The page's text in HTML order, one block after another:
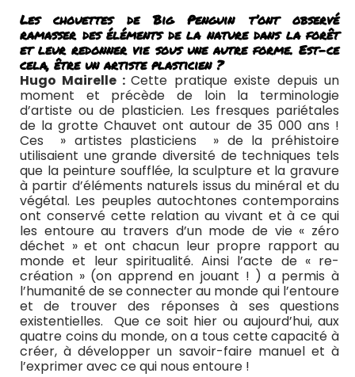
Les chouettes de Big Penguin t’ont observé
ramasser des éléments de la nature dans la forêt
et leur redonner vie sous une autre forme. Est-ce
cela, être un artiste plasticien ?
Hugo Mairelle : Cette pratique existe depuis un
moment et précède de loin la terminologie
d’artiste ou de plasticien. Les fresques pariétales
de la grotte Chauvet ont autour de 35 000 ans !
Ces » artistes plasticiens » de la préhistoire
utilisaient une grande diversité de techniques tels
que la peinture soufflée, la sculpture et la gravure
à partir d’éléments naturels issus du minéral et du
végétal. Les peuples autochtones contemporains
ont conservé cette relation au vivant et à ce qui
les entoure au travers d’un mode de vie « zéro
déchet » et ont chacun leur propre rapport au
monde et leur spiritualité. Ainsi l’acte de « re-
création » (on apprend en jouant ! ) a permis à
l’humanité de se connecter au monde qui l’entoure
et de trouver des réponses à ses questions
existentielles. Que ce soit hier ou aujourd’hui, aux
quatre coins du monde, on a tous cette capacité à
créer, à développer un savoir-faire manuel et à
l’exprimer avec ce qui nous entoure !